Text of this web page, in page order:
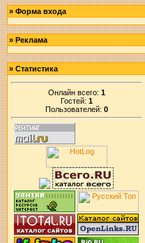
» Форма входа
» Реклама
» Статистика
Онлайн всего: 1
Гостей: 1
Пользователей: 0